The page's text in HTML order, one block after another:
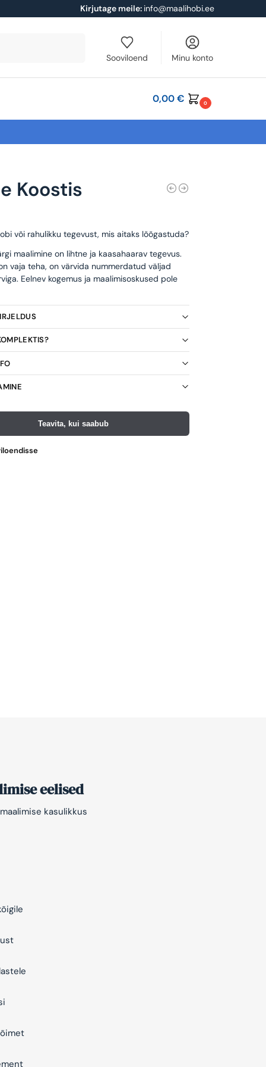
Kirjutage meile: info@maalihobi.ee
Sooviloend Minu konto
0,00€ 0
Koostis
või rahulikku tegevust, mis aitaks lõõgastuda?
maalimine on lihtne ja kaasahaarav tegevus.
vaja teha, on värvida nummerdatud väljad
Eelnev kogemus ja maalimisoskused pole
Teavita, kui saabub
eelised
kasulikkus